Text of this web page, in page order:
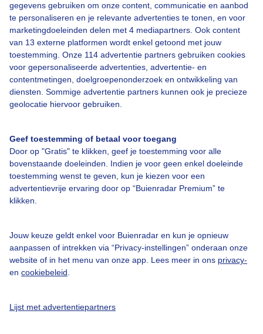
gegevens gebruiken om onze content, communicatie en aanbod
te personaliseren en je relevante advertenties te tonen, en voor
marketingdoeleinden delen met 4 mediapartners. Ook content
van 13 externe platformen wordt enkel getoond met jouw
toestemming. Onze 114 advertentie partners gebruiken cookies
voor gepersonaliseerde advertenties, advertentie- en
contentmetingen, doelgroepenonderzoek en ontwikkeling van
diensten. Sommige advertentie partners kunnen ook je precieze
geolocatie hiervoor gebruiken.
Geef toestemming of betaal voor toegang
Door op "Gratis" te klikken, geef je toestemming voor alle
bovenstaande doeleinden. Indien je voor geen enkel doeleinde
toestemming wenst te geven, kun je kiezen voor een
advertentievrije ervaring door op “Buienradar Premium” te
klikken.
Jouw keuze geldt enkel voor Buienradar en kun je opnieuw
aanpassen of intrekken via “Privacy-instellingen” onderaan onze
website of in het menu van onze app. Lees meer in ons privacy-
en cookiebeleid
Lijst met advertentiepartners
Over Buienradar
Bedrijfsgegevens
Veelgestelde vragen
Contact
Gebruikersvoorwaarden
Adverteren
Buienradar Team
Privacy beleid
Privacy instellingen
Gratis weerdata
Buienradar